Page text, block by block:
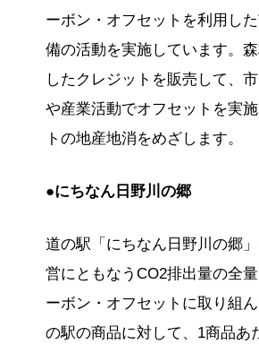
ーボン・オフセットを利用し
備の活動を実施しています。
したクレジットを販売して、
や産業活動でオフセットを実
トの地産地消をめざします。
●にちなん日野川の郷
道の駅「にちなん日野川の郷
営にともなうCO2排出量の全
ーボン・オフセットに取り組
の駅の商品に対して、1商品あ